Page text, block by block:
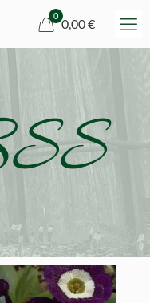
0
0,00 €